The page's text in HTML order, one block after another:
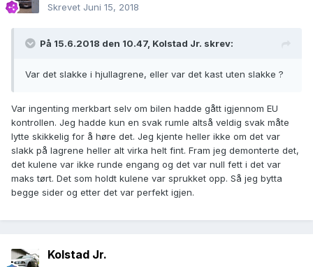
Skrevet Juni 15, 2018
På 15.6.2018 den 10.47, Kolstad Jr. skrev:
Var det slakke i hjullagrene, eller var det kast uten slakke ?
Var ingenting merkbart selv om bilen hadde gått igjennom EU
kontrollen. Jeg hadde kun en svak rumle altså veldig svak måte
lytte skikkelig for å høre det. Jeg kjente heller ikke om det var
slakk på lagrene heller alt virka helt fint. Fram jeg demonterte det,
det kulene var ikke runde engang og det var null fett i det var
maks tørt. Det som holdt kulene var sprukket opp. Så jeg bytta
begge sider og etter det var perfekt igjen.
Kolstad Jr.